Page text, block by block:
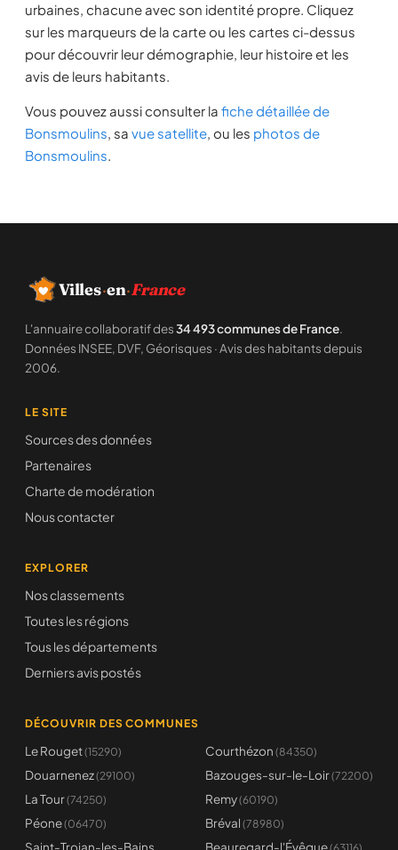
urbaines, chacune avec son identité propre. Cliquez
sur les marqueurs de la carte ou les cartes ci-dessus
pour découvrir leur démographie, leur histoire et les
avis de leurs habitants.
Vous pouvez aussi consulter la fiche détaillée de
Bonsmoulins, sa vue satellite, ou les photos de
Bonsmoulins.
Villes·en·France
L'annuaire collaboratif des34 493 communes de France.
Données INSEE, DVF, Géorisques · Avis des habitants depuis
2006.
LE SITE
Sources des données
Partenaires
Charte de modération
Nous contacter
EXPLORER
Nos classements
Toutes les régions
Tous les départements
Derniers avis postés
DÉCOUVRIR DES COMMUNES
Le Rouget(15290) Courthézon (84350)
Douarnenez(29100) Bazouges-sur-le-Loir(72200)
La Tour(74250) Remy(60190)
Péone(06470) Bréval (78980)
Saint-Trojan-les-Bains Beauregard-l'Évêque